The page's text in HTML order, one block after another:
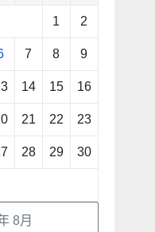
8月
1 2
7 8 9
14 15 16
21 22 23
28 29 30